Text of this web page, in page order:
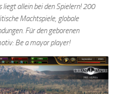
allein bei den Spielern! 200
Machtspiele, globale
Für den geborenen
Be a mayor player!